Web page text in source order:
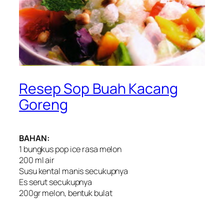
Resep Sop Buah Kacang
Goreng
BAHAN:
1 bungkus pop ice rasa melon
200 ml air
Susu kental manis secukupnya
Es serut secukupnya
200gr melon, bentuk bulat